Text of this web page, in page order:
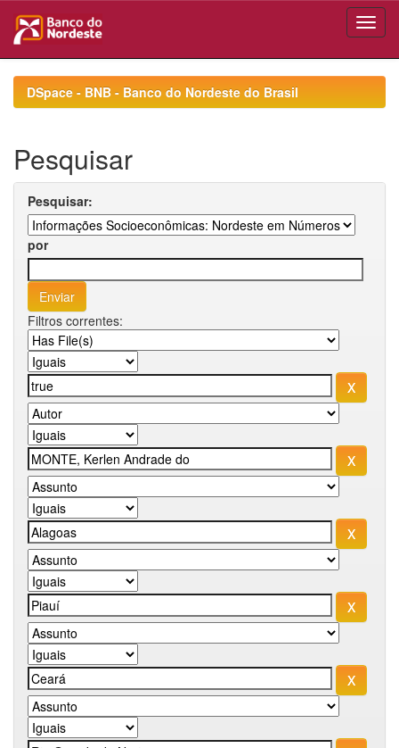
navigationDSpace - BNB - Banco do Nordeste do Brasil
Pesquisar
Pesquisar:
por
Filtros correntes: